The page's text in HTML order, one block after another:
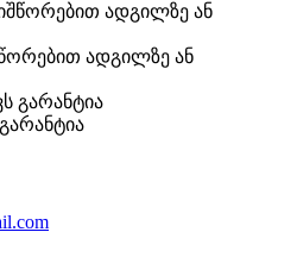
ადგილზე ან